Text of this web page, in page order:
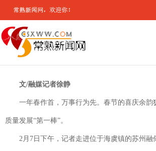
文/融媒记者徐静
一年春作首，万事行为先。春节的喜庆余
质量发展“第一棒”。
2月7日下午，记者走进位于海虞镇的苏州